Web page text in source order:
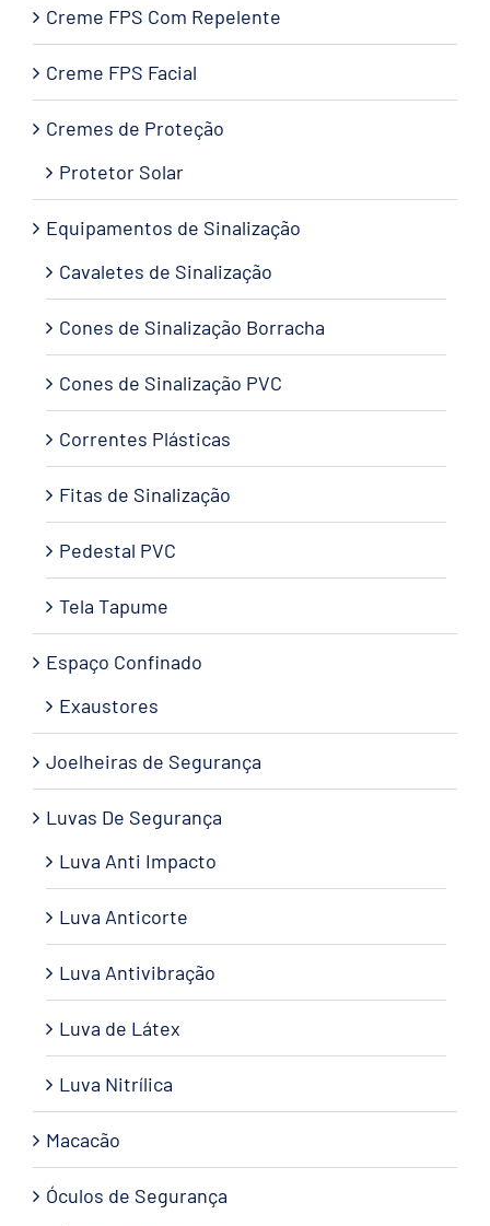
Creme FPS Com Repelente
Creme FPS Facial
Cremes de Proteção
Protetor Solar
Equipamentos de Sinalização
Cavaletes de Sinalização
Cones de Sinalização Borracha
Cones de Sinalização PVC
Correntes Plásticas
Fitas de Sinalização
Pedestal PVC
Tela Tapume
Espaço Confinado
Exaustores
Joelheiras de Segurança
Luvas De Segurança
Luva Anti Impacto
Luva Anticorte
Luva Antivibração
Luva de Látex
Luva Nitrílica
Macacão
Óculos de Segurança